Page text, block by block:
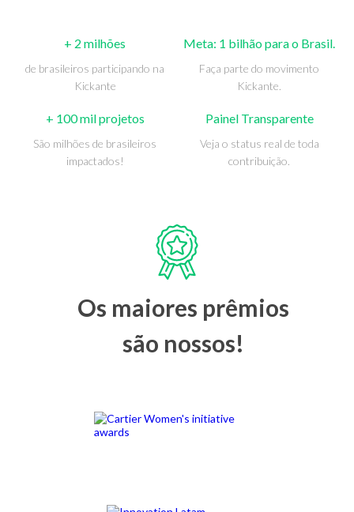
+ 2 milhões
de brasileiros participando na
Kickante
Meta: 1 bilhão para o Brasil.
Faça parte do movimento
Kickante.
+ 100 mil projetos
São milhões de brasileiros
impactados!
Painel Transparente
Veja o status real de toda
contribuição.
Os maiores prêmios
são nossos!